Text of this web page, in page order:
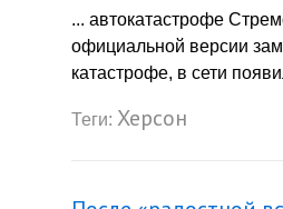
... автокатастрофе
официальной версии
катастрофе, в сети
Теги: Херсон